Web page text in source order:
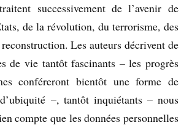
successivement de l’avenir de
de la révolution, du terrorisme, des
Les auteurs décrivent de
de vie tantôt fascinants – les progrès
conféreront bientôt une forme de
–, tantôt inquiétants – nous
compte que les données personnelles